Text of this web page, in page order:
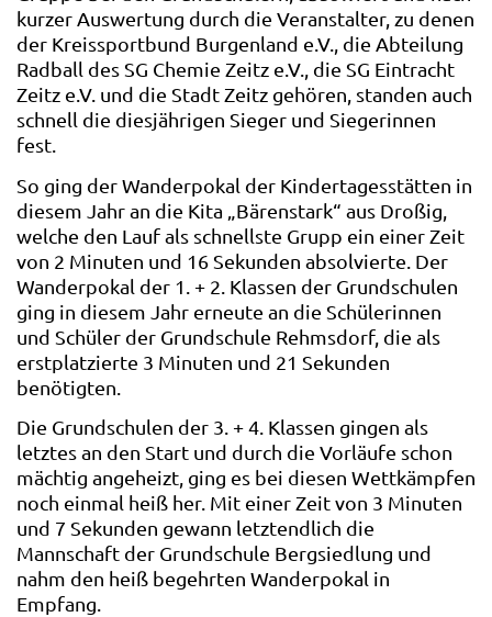
kurzer Auswertung durch die Veranstalter, zu denen
der Kreissportbund Burgenland e.V., die Abteilung
Radball des SG Chemie Zeitz e.V., die SG Eintracht
Zeitz e.V. und die Stadt Zeitz gehören, standen auch
schnell die diesjährigen Sieger und Siegerinnen
fest.
So ging der Wanderpokal der Kindertagesstätten in
diesem Jahr an die Kita „Bärenstark“ aus Droßig,
welche den Lauf als schnellste Grupp ein einer Zeit
von 2 Minuten und 16 Sekunden absolvierte. Der
Wanderpokal der 1. + 2. Klassen der Grundschulen
ging in diesem Jahr erneute an die Schülerinnen
und Schüler der Grundschule Rehmsdorf, die als
erstplatzierte 3 Minuten und 21 Sekunden
benötigten.
Die Grundschulen der 3. + 4. Klassen gingen als
letztes an den Start und durch die Vorläufe schon
mächtig angeheizt, ging es bei diesen Wettkämpfen
noch einmal heiß her. Mit einer Zeit von 3 Minuten
und 7 Sekunden gewann letztendlich die
Mannschaft der Grundschule Bergsiedlung und
nahm den heiß begehrten Wanderpokal in
Empfang.